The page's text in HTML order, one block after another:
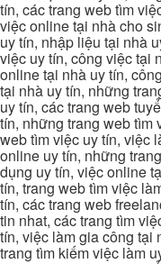
tín, các trang web tìm
việc online tại nhà cho
uy tín, nhập liệu tại nhà
việc uy tín, công việc tại
online tại nhà uy tín,
tại nhà uy tín, những
uy tín, các trang web
tín, những trang web tìm
web tìm việc uy tín, việc
online uy tín, những
dụng uy tín, việc online
tín, trang web tìm việc
tín, các trang web
tin nhat, các trang tìm
tín, việc làm gia công tại
trang tìm kiếm việc làm